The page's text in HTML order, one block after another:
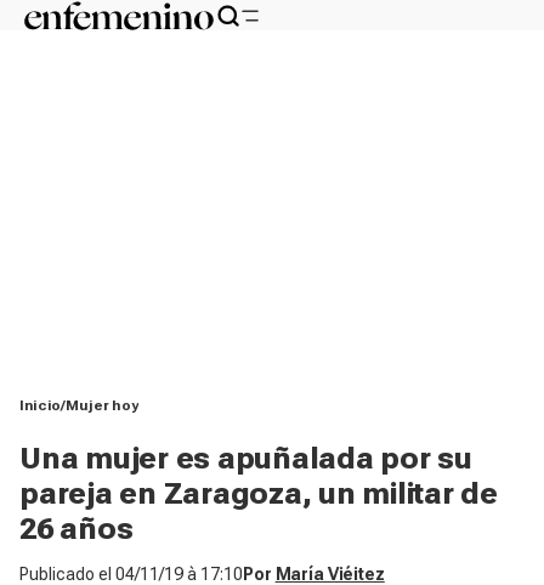
Inicio Mujer hoy
Una mujer es apuñalada por su
pareja en Zaragoza, un militar de
26 años
Publicado el 04/11/19 à 17:10 Por María Viéitez